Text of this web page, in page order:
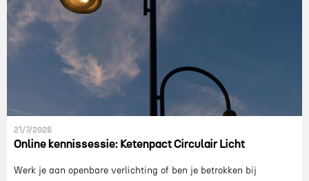
21/7/2026
Online kennissessie: Ketenpact Circulair Licht
Werk je aan openbare verlichting of ben je betrokken bij